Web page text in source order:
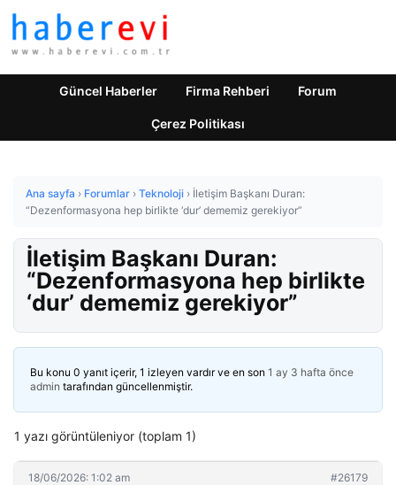
Güncel Haberler Firma Rehberi Forum
Çerez Politikası
Ana sayfa › Forumlar › Teknoloji › İletişim Başkanı Duran:
“Dezenformasyona hep birlikte ‘dur’ dememiz gerekiyor”
İletişim Başkanı Duran:
“Dezenformasyona hep birlikte
‘dur’ dememiz gerekiyor”
Bu konu 0 yanıt içerir, 1 izleyen vardır ve en son 1 ay 3 hafta önce
admin tarafından güncellenmiştir.
1 yazı görüntüleniyor (toplam 1)
18/06/2026: 1:02 am #26179